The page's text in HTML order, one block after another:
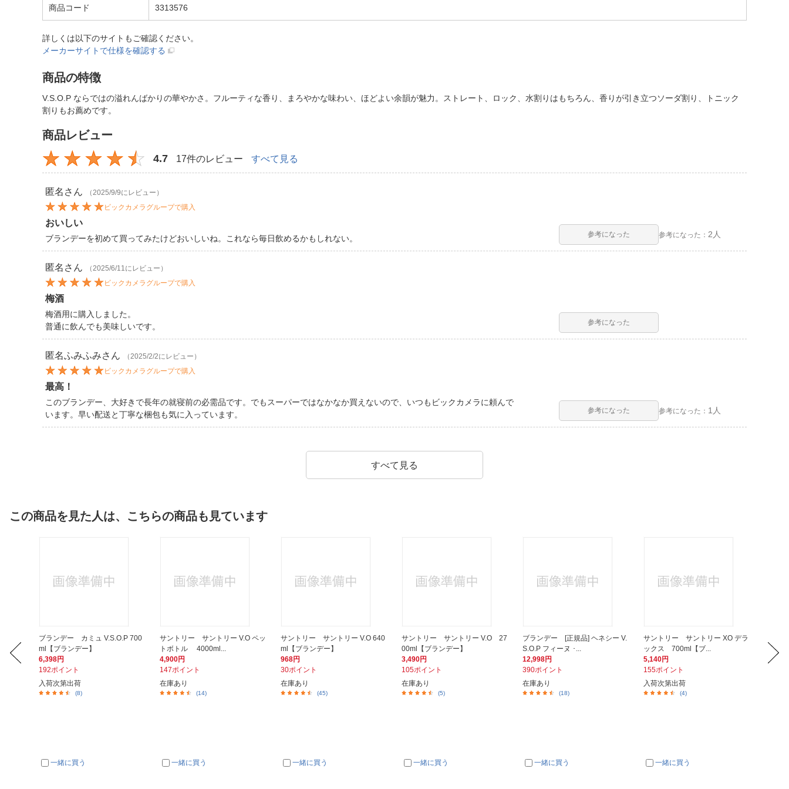
商品コード 3313576
詳しくは以下のサイトもご確認ください。
メーカーサイトで仕様を確認する
商品の特徴
V.S.O.P ならではの溢れんばかりの華やかさ。フルーティな香り、まろやかな味わい、ほどよい余韻が魅力。ストレート、ロック、水割りはもちろん、香りが引き立つソーダ割り、トニック
割りもお薦めです。
商品レビュー
4.7 17件のレビュー すべて見る
匿名 さん
（2025/9/9にレビュー）
ビックカメラグループで購入
おいしい
ブランデーを初めて買ってみたけどおいしいね。これなら毎日飲めるかもしれない。 参考になった 参考になった：2人
匿名 さん
（2025/6/11にレビュー）
ビックカメラグループで購入
梅酒
梅酒用に購入しました。
普通に飲んでも美味しいです。
参考になった
匿名ふみふみさん
（2025/2/2にレビュー）
ビックカメラグループで購入
最高！
このブランデー、大好きで長年の就寝前の必需品です。でもスーパーではなかなか買えないので、いつもビックカメラに頼んで
います。早い配送と丁寧な梱包も気に入っています。
参考になった 参考になった： 1人
すべて見る
この商品を見た人は、こちらの商品も見ています
ブランデー カミュ V.S.O.P 700
ml【ブランデー】
6,398円
192ポイント
入荷次第出荷
(8)
一緒に買う
サントリー サントリー V.O ペッ
トボトル 4000ml...
4,900円
147ポイント
在庫あり
(14)
一緒に買う
サントリー サントリー V.O 640
ml【ブランデー】
968円
30ポイント
在庫あり
(45)
一緒に買う
サントリー サントリー V.O 27
00ml【ブランデー】
3,490円
105ポイント
在庫あり
(5)
一緒に買う
ブランデー [正規品] ヘネシー V.
S.O.P フィーヌ ･...
12,998円
390ポイント
在庫あり
(18)
一緒に買う
サントリー サントリー XO デラ
ックス 700ml【ブ...
5,140円
155ポイント
入荷次第出荷
(4)
一緒に買う
ル
6,580円